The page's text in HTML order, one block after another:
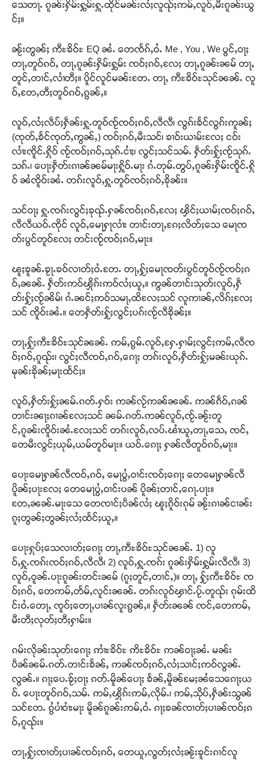
Support SHAN
တ်ႇ တူဝ်ႈလုမ်ႈၾႃႉၼၼ်ႉ ၶဝ်ႈႁူမ်ႈၵမ်ႉထႅမ် ၸုမ်းၶၢ
ဝ်ႇၽူႈတွႆႇႁွၵ်ႈ လႆႈယူႇၶႃႈဢေႃႈ။
သေတႃႉ ၵူၼ်းႁိမ်းႁွမ်းႁူႉထိုင်မၼ်းလႆႈလူၺ်ႈဢမ်ႇလူဝ်ႇမီးၵူၼ်းယွ
င်ႈ။
ၼႂ်းတွၼ်ႈ ဢီႊၶိဝ်ႊ EQ ၼႆႉ တေၸႅၵ်ႇဝႆႉ Me , You , We ပွင်ႇဝႃႈ
တႃႇတူဝ်ၵဝ်ႇ တႃႇၵူၼ်းႁိမ်းႁွမ်း ၸဝ်ႈၵဝ်ႇလႄႈ တႃႇၵူၼ်းၼမ် တႃႇ
တူင်ႇတၢင်ႇလၢႆတီႈ။ ပိူင်လူင်မၼ်းတႄႉ တႃႇ ဢီႊၶိဝ်ႊသုင်ၼၼ်ႉ လူ
ဝ်ႇတႄႇတီႈတူဝ်ၵဝ်ႇၵွၼ်ႇ။
လူဝ်ႇလႆႈလဵပ်ႈႁဵၼ်းႁူႉတူဝ်ၸႂ်ၸဝ်ႈၵဝ်ႇလီလီ၊ လွၵ်းၶႅင်လွၵ်းဢူၼ်ႈ
(ၸုတ်ႇၶႅင်ၸုတ်ႇဢွၼ်ႇ) ၸဝ်ႈၵဝ်ႇမီးသင်၊ ၶၢဝ်းယၢမ်းလႄႈ ငဝ်း
လၢႆးၸိူင်ႉႁိုဝ် ၸႂ်ၸဝ်ႈၵဝ်ႇသုၵ်ႉငၢႆႈ၊ လွင်ႈသင်သမ်ႉ ႁဵတ်းႁႂ်ႈၸႂ်သုၵ်ႉ
သၵ်ႉ၊ ပေႃးႁဵတ်းၵၢၼ်ၼမ်မႃးႁိူဝ်ႉမႃး ၵႆႉတုမ်ႉတွပ်ႇၵူၼ်းႁိမ်းၸိူင်ႉႁို
ဝ် ၼႆၸိူဝ်းၼႆႉ တၵ်းလူဝ်ႇႁူႉတူဝ်ၸဝ်ႈၵဝ်ႇၶိုၼ်း။
သင်ဝႃႈ ႁူႉၸၵ်းလွင်ႈၶုၺ်ႉႁၼ်ၸဝ်ႈၵဝ်ႇလႄႈ ၾိင်ႈယၢမ်ႈၸဝ်ႈၵဝ်ႇ
လီလီယဝ်ႉၸိုင် လူဝ်ႇမေႃႁႃလၢႆး တၢင်းတႃႇၵႄႈလိတ်ႈသေ မေႃၸ
တ်းပွင်တူဝ်လႄႈ တင်းၸႂ်ၸဝ်ႈၵဝ်ႇမႃး။
ၽူႈၶူၼ်ႉၶႂႃႉၶဝ်လၢတ်ႈဝႆႉတႄႉ တႃႇႁႂ်ႈမေႃၸတ်းပွင်တူဝ်ၸႂ်ၸဝ်ႈၵ
ဝ်ႇၼၼ်ႉ ႁဵတ်းဢဝ်ၾိုၵ်းဢဝ်လႆႈယူႇ။ ဢွၼ်တၢင်းသုတ်းလူဝ်ႇႁဵ
တ်းႁႂ်ႈၸႂ်ၼိမ်၊ ၵႆႉၼင်ႈဢဝ်သမႃႇထိလႄႈသင် လူဢၢၼ်ႇလိၵ်ႈလႄႈ
သင် ၸိူဝ်းၼႆႉ။ တေႁဵတ်းႁႂ်ႈလွင်ႈပၵ်းၸႂ်လီၶိုၼ်ႈ။
တႃႇႁႂ်ႈဢီႊၶိဝ်ႊသုင်ၼၼ်ႉ ဢမ်ႇၵွမ်ႉလူဝ်ႇႁႄႉႁၢမ်ႈလွင်ႈဢမ်ႇလီၸ
ဝ်ႈၵဝ်ႇၵူၺ်း၊ လွင်ႈလီၸဝ်ႇၵဝ်ႇၵေႃႈ တၵ်းလူဝ်ႇႁဵတ်းႁႂ်ႈမၼ်းယုၵ်ႉ
မုၼ်းၶိုၼ်ႈမႃးထႅင်ႈ။
လူဝ်ႇႁဵတ်းႁႂ်ႈၼမ်ႉၵတ်ႉႁဝ်း ဢၼ်လႂ်ဢၼ်ၼၼ်ႉ ဢၼ်ၵဵဝ်ႇၵၼ်
တၢင်းၼႃႈၵၢၼ်လႄႈသင် ၼမ်ႉၵတ်ႉဢၼ်လူဝ်ႇၸႂ်ႉၼႂ်းတူ
င်ႇၵူၼ်းၸိူဝ်းၼႆႉလႄႈသင် တၵ်းလူဝ်ႇလပ်ႉၽၢႆယူႇတႃႇသေႇ ၸင်ႇ
တေမီးလွင်ႈယုမ်ႇယမ်တူဝ်မႃး။ ယဝ်ႉၵေႃႈ ႁၼ်လီတူဝ်ၵဝ်ႇမႃး။
ပေႃးမေႃႁၼ်လီၸဝ်ႇၵဝ်ႇ မေႃပွႆႇဝၢင်းၸဝ်ႈၵေႃႈ တေမေႃႁၼ်လီ
ပိူၼ်ႈပႃးလႄႈ တေမေႃပွႆႇဝၢင်းပၼ် ပိူၼ်ႈတၢင်ႇၵေႃႉပႃး။
တႄႇၼၼ်ႉမႃးသေ တေၸၢင်ႈပဵၼ်လႆႈ ၽူႈၵိူဝ်းၵုမ် ၼႂ်းၵၢၼ်ငၢၼ်း
ၵူႈတွၼ်ႈတွၼ်ႈလႆႈထႅင်ႈယူႇ။
ပေႃးႁုပ်ႈသေလၢတ်ႈၵေႃႈ တႃႇဢီႊၶိဝ်ႊသုင်ၼၼ်ႉ 1) လူ
ဝ်ႇႁူႉၸၵ်းၸဝ်ႈၵဝ်ႇလီလီ၊ 2) လူဝ်ႇႁူႉၸၵ်း ၵူၼ်းႁိမ်းႁွမ်းလီလီ၊ 3)
လူဝ်ႇဝူၼ်ႉပႃးၵူၼ်းတင်းၼမ် (ၵူႈတူင်ႇတၢင်ႇ)။ တႃႇ ႁႂ်ႈဢီႊၶိဝ်ႊ ၸ
ဝ်ႈၵဝ်ႇ တေဢမ်ႇတႅမ်ႇလူင်းၼၼ်ႉ တၵ်းလူဝ်ၾၢင်ႉပႂ်ႉတူၺ်း ၵုမ်းထိ
င်းဝႆႉတေႃႇ ၸူဝ်ႈတေႃႇပၢၼ်လူးၵွၼ်ႇ။ ႁဵတ်းၼၼ် ၸင်ႇတေဢမ်ႇ
မီးတီႈလုတ်ႈတီႈႁၢမ်း။
ၵမ်းလိုၼ်းသုတ်းၵေႃႈ ဢၢႆႊၶိဝ်ႊ ဢိႊၶိဝ်ႊ ဢၼ်ဝႃႈၼႆႉ မၼ်း
ပဵၼ်ၼမ်ႉၵတ်ႉတၢင်းၶႅၼ်ႇ ဢၼ်ၸဝ်ႈၵဝ်ႇလႆႈသၢင်ႈဢဝ်လွၼ်ႉ
လွၼ်ႉ။ ၵႃႈပေႉၶႂ်ႈဝႃႈ ၵတ်ႉမိူၼ်ပေႃႈ ၶႅၼ်ႇမိူၼ်မႄႈၼႆသေၵေႃႈယ
ဝ်ႉ ပေႃးတူဝ်ၵဝ်ႇသမ်ႉ ဢမ်ႇၾိုၵ်းဢမ်ႇလိုမ်ႉ၊ ဢမ်ႇသိုပ်ႇႁဵၼ်းသွၼ်
သင်တႄႉ ၵွႆပၢႆဝၢႆးမႃး မိူၼ်ၵူၼ်းဢမ်ႇဝႆႉ ၵႃႈၶၼ်ၸၢတ်ႈပၢၼ်ၸဝ်ႈၵ
ဝ်ႇၵူၺ်း။
တႃႇႁႂ်ႈၸၢတ်ႈပၢၼ်ၸဝ်ႈၵဝ်ႇ တေယူႇလွတ်ႈလႆႈၼႂ်းၶူင်းၵၢင်လူ